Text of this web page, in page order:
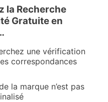
la Recherche
Gratuite en
une vérification
correspondances
la marque n’est pas